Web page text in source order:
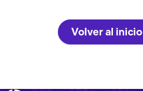
Volver al inicio